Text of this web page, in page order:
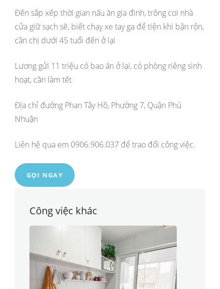
Đến sắp xếp thời gian nấu ăn gia đình, trông coi nhà
cửa giữ sạch sẽ, biết chạy xe tay ga để tiện khi bận rộn,
cần chị dưới 45 tuổi đến ở lại
Lương gửi 11 triệu có bao ăn ở lại, có phòng riêng sinh
hoạt, cần làm tết
Địa chỉ đường Phan Tây Hồ, Phường 7, Quận Phú
Nhuận
Liên hệ qua em 0906.906.037 để trao đổi công việc.
GỌI NGAY
Công việc khác